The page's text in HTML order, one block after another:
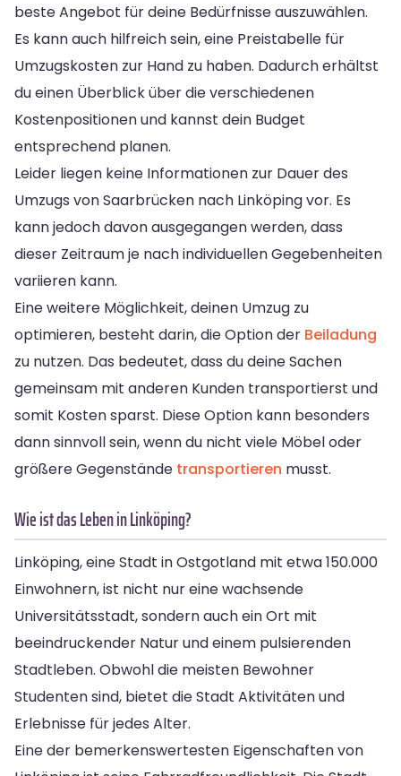
beste Angebot für deine Bedürfnisse auszuwählen.
Es kann auch hilfreich sein, eine Preistabelle für
Umzugskosten zur Hand zu haben. Dadurch erhältst
du einen Überblick über die verschiedenen
Kostenpositionen und kannst dein Budget
entsprechend planen.
Leider liegen keine Informationen zur Dauer des
Umzugs von Saarbrücken nach Linköping vor. Es
kann jedoch davon ausgegangen werden, dass
dieser Zeitraum je nach individuellen Gegebenheiten
variieren kann.
Eine weitere Möglichkeit, deinen Umzug zu
optimieren, besteht darin, die Option der Beiladung
zu nutzen. Das bedeutet, dass du deine Sachen
gemeinsam mit anderen Kunden transportierst und
somit Kosten sparst. Diese Option kann besonders
dann sinnvoll sein, wenn du nicht viele Möbel oder
größere Gegenstände transportieren musst.
Wie ist das Leben in Linköping?
Linköping, eine Stadt in Ostgotland mit etwa 150.000
Einwohnern, ist nicht nur eine wachsende
Universitätsstadt, sondern auch ein Ort mit
beeindruckender Natur und einem pulsierenden
Stadtleben. Obwohl die meisten Bewohner
Studenten sind, bietet die Stadt Aktivitäten und
Erlebnisse für jedes Alter.
Eine der bemerkenswertesten Eigenschaften von